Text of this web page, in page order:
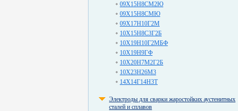
09Х15Н8СМ2Ю
09Х15Н8СМЮ
09Х17Н10Г2М
10Х15Н8С3Г2Б
10Х19Н10Г2МБФ
10Х19Н9ГФ
10Х20Н7М2Г2Б
10Х23Н26М3
14Х14Г14Н3Т
Электроды для сварки жаростойких аустенитных
сталей и сплавов